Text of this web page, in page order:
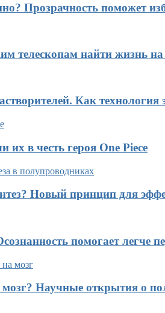
Прозрачность поможет
телескопам найти жизнь на
Как технология
в честь героя One Piece
Новый принцип для
помогает легче
Научные открытия о